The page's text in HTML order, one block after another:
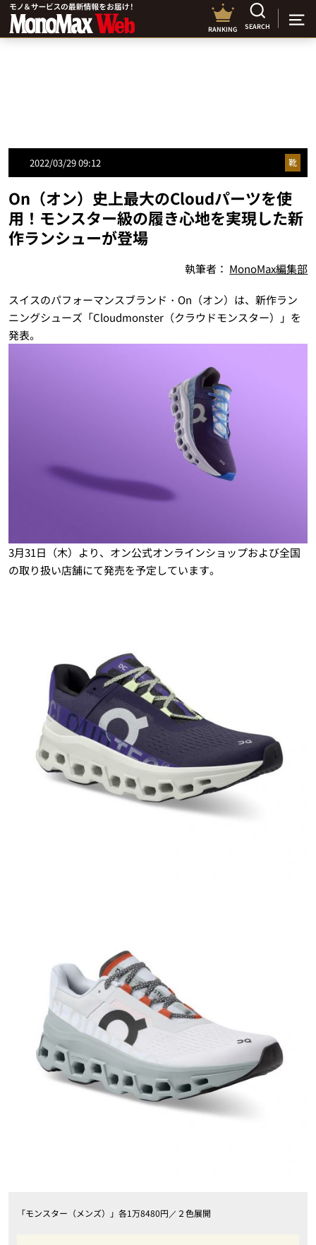
RANKING SEARCH
2022/03/29 09:12 靴
On（オン）史上最大のCloudパーツを使
用！モンスター級の履き心地を実現した新
作ランシューが登場
執筆者： MonoMax編集部
スイスのパフォーマンスブランド・On（オン）は、新作ラン
ニングシューズ「Cloudmonster（クラウドモンスター）」を
発表。
3月31日（木）より、オン公式オンラインショップおよび全国
の取り扱い店舗にて発売を予定しています。
「モンスター（メンズ）」各1万8480円／２色展開